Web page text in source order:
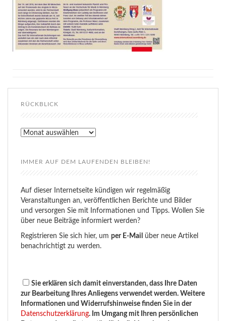
RÜCKBLICK
Rückblick
IMMER AUF DEM LAUFENDEN BLEIBEN!
Auf dieser Internetseite kündigen wir regelmäßig
Veranstaltungen an, veröffentlichen Berichte und Bilder
und versorgen Sie mit Informationen und Tipps. Wollen Sie
über neue Beiträge informiert werden?
Registrieren Sie sich hier, um per E-Mail
über neue Artikel
benachrichtigt zu werden.
Sie erklären sich damit einverstanden, dass Ihre Daten
zur Bearbeitung Ihres Anliegens verwendet werden. Weitere
Informationen und Widerrufshinweise finden Sie in der
Datenschutzerklärung. Im Umgang mit Ihren persönlichen